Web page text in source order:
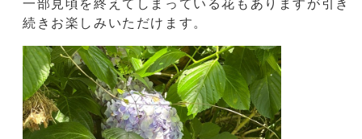
一部見頃を終えてしまっている花もありますが引き